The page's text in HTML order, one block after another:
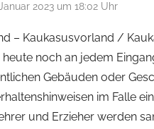
2023 um 18:02 Uhr
– Kaukasusvorland /
heute noch an jedem
Gebäuden oder
im Falle
und Erzieher werden